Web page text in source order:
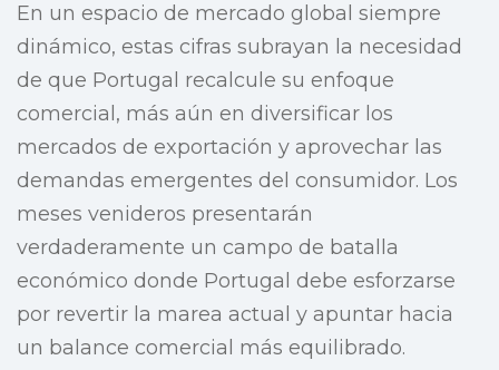
En un espacio de mercado global siempre
dinámico, estas cifras subrayan la necesidad
de que Portugal recalcule su enfoque
comercial, más aún en diversificar los
mercados de exportación y aprovechar las
demandas emergentes del consumidor. Los
meses venideros presentarán
verdaderamente un campo de batalla
económico donde Portugal debe esforzarse
por revertir la marea actual y apuntar hacia
un balance comercial más equilibrado.